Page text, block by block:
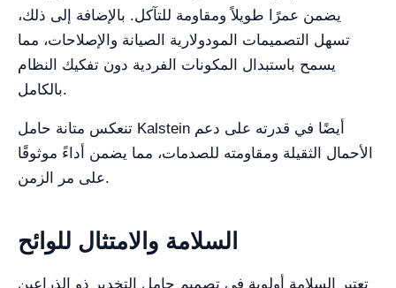
يضمن عمرًا طويلاً ومقاومة للتآكل. بالإضافة إلى ذلك،
تسهل التصميمات المودولارية الصيانة والإصلاحات، مما
يسمح باستبدال المكونات الفردية دون تفكيك النظام
بالكامل.
تنعكس متانة حامل Kalstein أيضًا في قدرته على دعم
الأحمال الثقيلة ومقاومته للصدمات، مما يضمن أداءً موثوقًا
على مر الزمن.
السلامة والامتثال للوائح
تعتبر السلامة أولوية في تصميم حامل التخدير ذو الذراعين